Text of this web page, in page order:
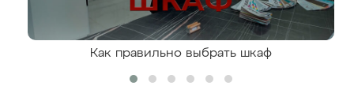
Как правильно выбрать шкаф